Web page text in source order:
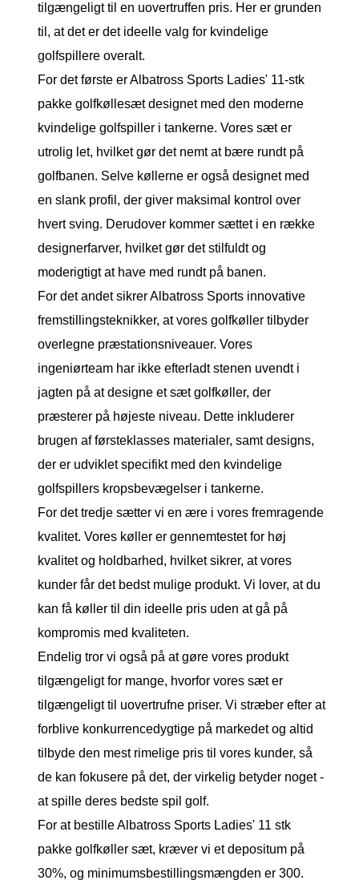
tilgængeligt til en uovertruffen pris. Her er grunden
til, at det er det ideelle valg for kvindelige
golfspillere overalt.
For det første er Albatross Sports Ladies' 11-stk
pakke golfkøllesæt designet med den moderne
kvindelige golfspiller i tankerne. Vores sæt er
utrolig let, hvilket gør det nemt at bære rundt på
golfbanen. Selve køllerne er også designet med
en slank profil, der giver maksimal kontrol over
hvert sving. Derudover kommer sættet i en række
designerfarver, hvilket gør det stilfuldt og
moderigtigt at have med rundt på banen.
For det andet sikrer Albatross Sports innovative
fremstillingsteknikker, at vores golfkøller tilbyder
overlegne præstationsniveauer. Vores
ingeniørteam har ikke efterladt stenen uvendt i
jagten på at designe et sæt golfkøller, der
præsterer på højeste niveau. Dette inkluderer
brugen af ​​førsteklasses materialer, samt designs,
der er udviklet specifikt med den kvindelige
golfspillers kropsbevægelser i tankerne.
For det tredje sætter vi en ære i vores fremragende
kvalitet. Vores køller er gennemtestet for høj
kvalitet og holdbarhed, hvilket sikrer, at vores
kunder får det bedst mulige produkt. Vi lover, at du
kan få køller til din ideelle pris uden at gå på
kompromis med kvaliteten.
Endelig tror vi også på at gøre vores produkt
tilgængeligt for mange, hvorfor vores sæt er
tilgængeligt til uovertrufne priser. Vi stræber efter at
forblive konkurrencedygtige på markedet og altid
tilbyde den mest rimelige pris til vores kunder, så
de kan fokusere på det, der virkelig betyder noget -
at spille deres bedste spil golf.
For at bestille Albatross Sports Ladies' 11 stk
pakke golfkøller sæt, kræver vi et depositum på
30%, og minimumsbestillingsmængden er 300.